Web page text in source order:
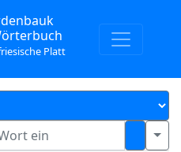
Platt